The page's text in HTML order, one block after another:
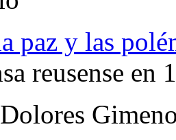
paz y las
reusense en